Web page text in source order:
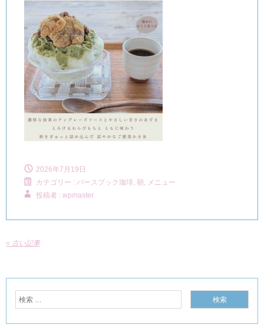
2026年7月19日
カテゴリー : バースブック珈琲, 朝, メニュー
投稿者 : wpmaster
« 古い記事